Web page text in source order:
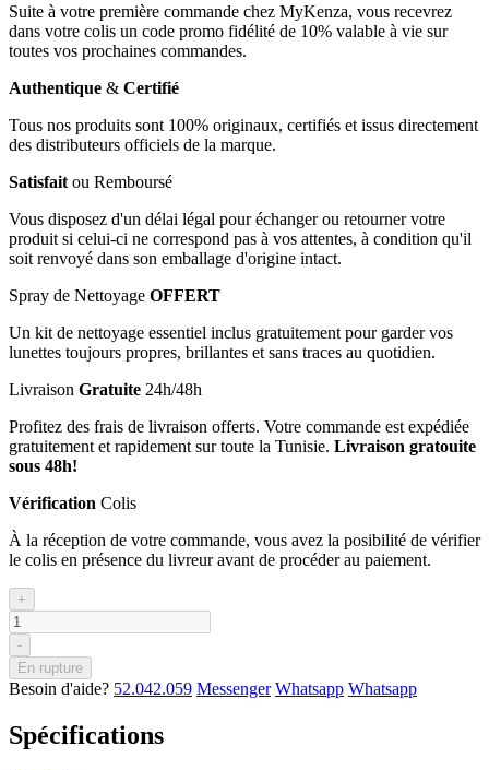
Suite à votre première commande chez MyKenza, vous recevrez
dans votre colis un code promo fidélité de 10% valable à vie sur
toutes vos prochaines commandes.
Authentique & Certifié
Tous nos produits sont 100% originaux, certifiés et issus directement
des distributeurs officiels de la marque.
Satisfait ou Remboursé
Vous disposez d'un délai légal pour échanger ou retourner votre
produit si celui-ci ne correspond pas à vos attentes, à condition qu'il
soit renvoyé dans son emballage d'origine intact.
Spray de Nettoyage OFFERT
Un kit de nettoyage essentiel inclus gratuitement pour garder vos
lunettes toujours propres, brillantes et sans traces au quotidien.
Livraison Gratuite 24h/48h
Profitez des frais de livraison offerts. Votre commande est expédiée
gratuitement et rapidement sur toute la Tunisie. Livraison gratouite
sous 48h!
Vérification Colis
À la réception de votre commande, vous avez la posibilité de vérifier
le colis en présence du livreur avant de procéder au paiement.
+
-
En rupture
Besoin d'aide? 52.042.059 Messenger Whatsapp Whatsapp
Spécifications